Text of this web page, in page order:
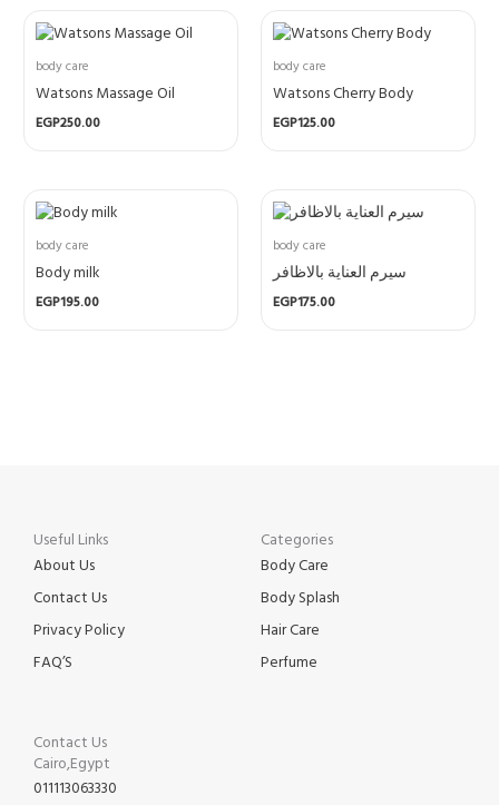
body care
Watsons Massage Oil
EGP250.00
body care
Watsons Cherry Body
EGP125.00
body care
Body milk
EGP195.00
body care
سيرم العناية بالاظافر
EGP175.00
Useful Links
About Us
Contact Us
Privacy Policy
FAQ’S
Categories
Body Care
Body Splash
Hair Care
Perfume
Contact Us
Cairo,Egypt
011113063330